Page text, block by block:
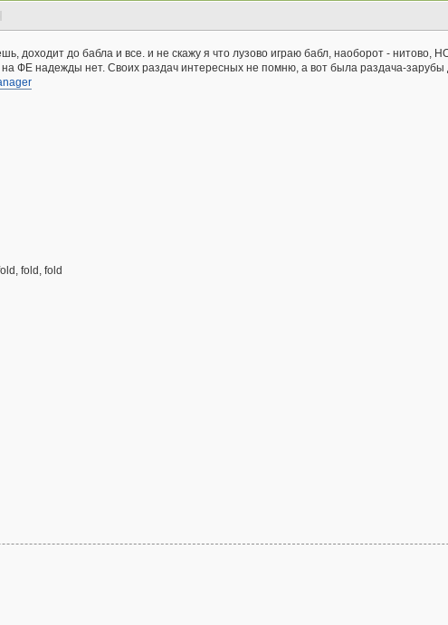
доходит до бабла и все. и не скажу я что лузово играю бабл, наоборот -
ФЕ надежды нет. Своих раздач интересных не помню, а вот была раздача-
fold, fold